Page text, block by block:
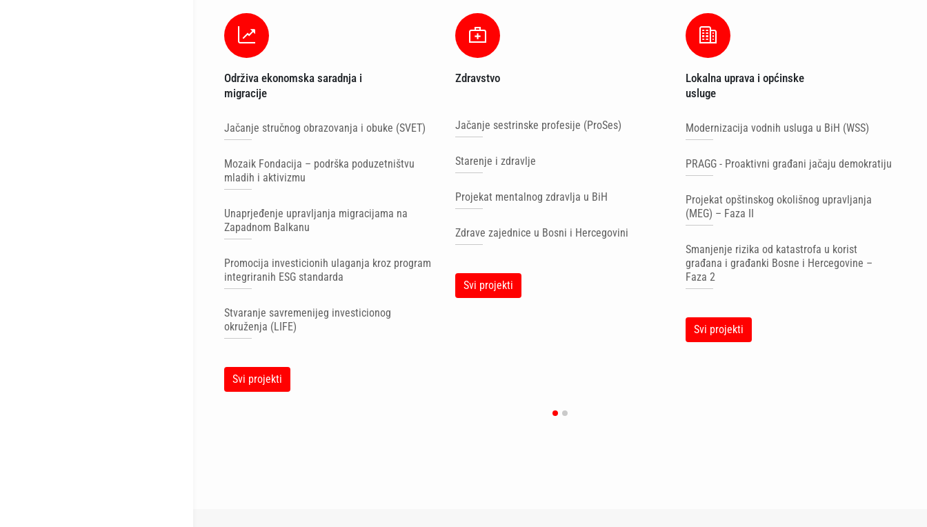
Održiva ekonomska saradnja i
migracije
Jačanje stručnog obrazovanja i obuke (SVET)
Mozaik Fondacija – podrška poduzetništvu
mladih i aktivizmu
Unaprjeđenje upravljanja migracijama na
Zapadnom Balkanu
Promocija investicionih ulaganja kroz program
integriranih ESG standarda
Stvaranje savremenijeg investicionog
okruženja (LIFE)
Svi projekti
Zdravstvo
Jačanje sestrinske profesije (ProSes)
Starenje i zdravlje
Projekat mentalnog zdravlja u BiH
Zdrave zajednice u Bosni i Hercegovini
Svi projekti
Lokalna uprava i općinske
usluge
Modernizacija vodnih usluga u BiH (WSS)
PRAGG - Proaktivni građani jačaju demokratiju
Projekat opštinskog okolišnog upravljanja
(MEG) – Faza II
Smanjenje rizika od katastrofa u korist
građana i građanki Bosne i Hercegovine –
Faza 2
Svi projekti